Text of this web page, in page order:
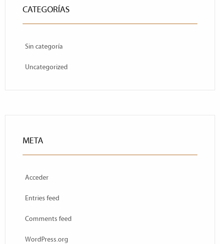
CATEGORÍAS
Sin categoría
Uncategorized
META
Acceder
Entries feed
Comments feed
WordPress.org